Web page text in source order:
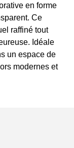
en forme
Ce
raffiné tout
Idéale
un espace de
modernes et